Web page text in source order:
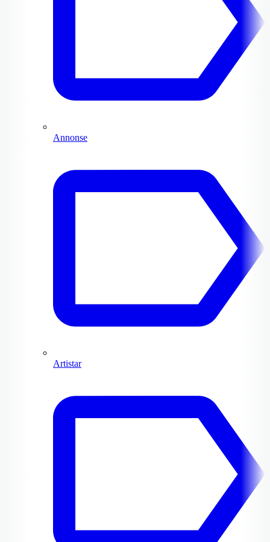
Annonse
Artistar